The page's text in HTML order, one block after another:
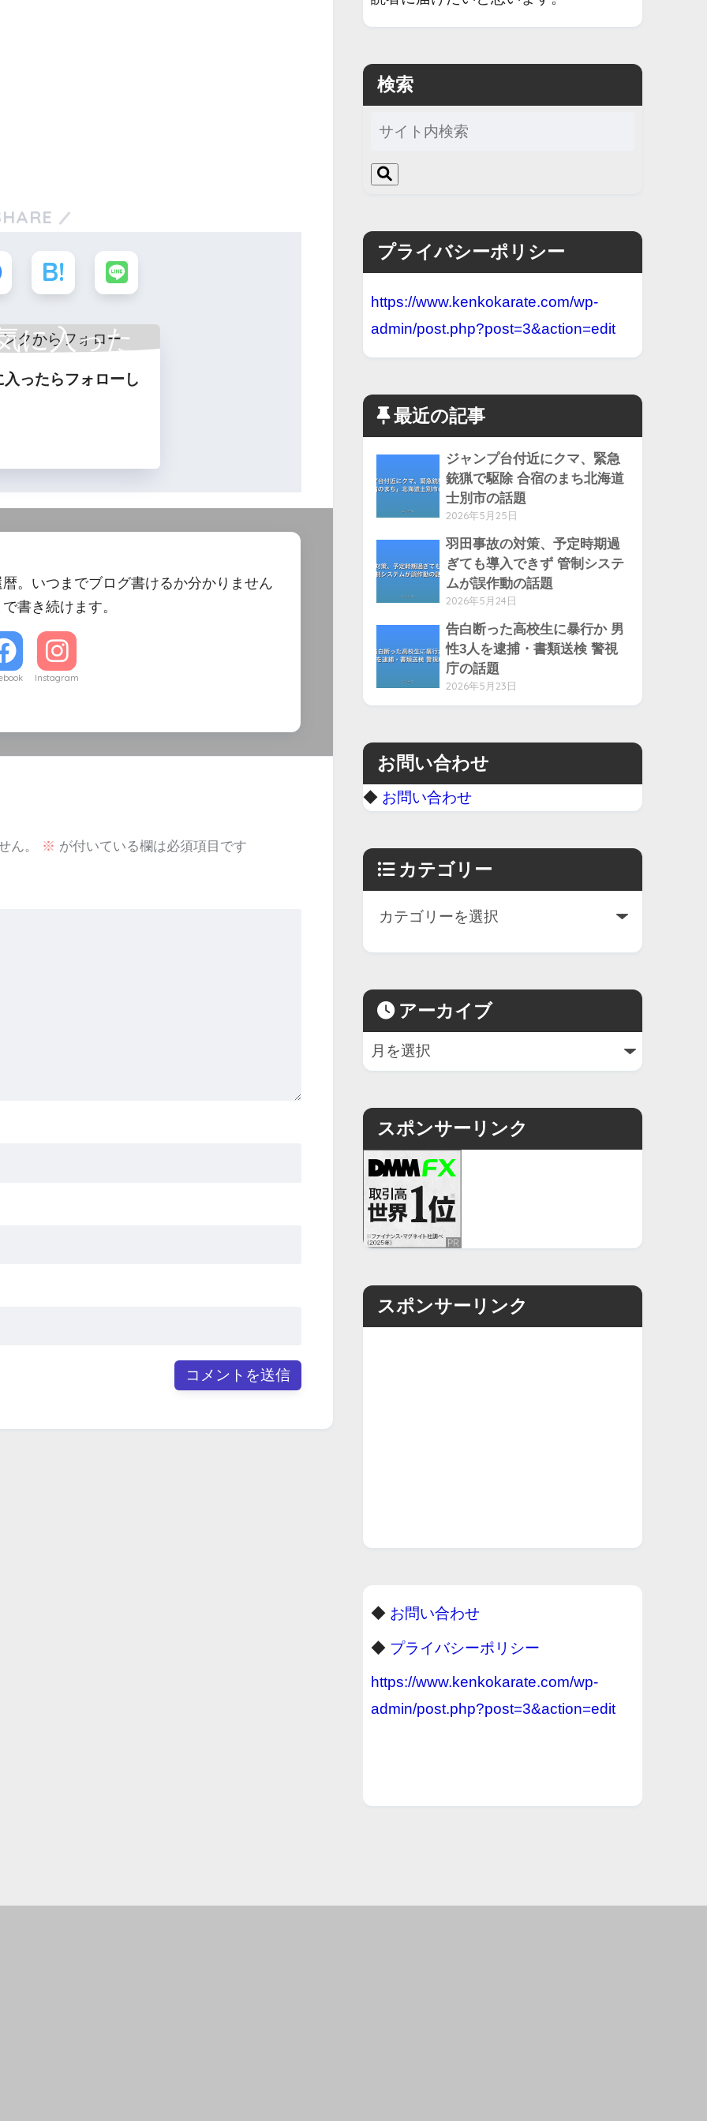
に入った
ォロー
ったらフォローし
。いつまでブログ書けるか分かりません
書き続けます。
Instagram
ん。 ※ が付いている欄は必須項目です
検索
プライバシーポリシー
https://www.kenkokarate.com/wp-
admin/post.php?post=3&action=edit
最近の記事
ジャンプ台付近にクマ、緊急
銃猟で駆除 合宿のまち北海道
士別市の話題
2026年5月25日
羽田事故の対策、予定時期過
ぎても導入できず 管制システ
ムが誤作動の話題
2026年5月24日
告白断った高校生に暴行か 男
性3人を逮捕・書類送検 警視
庁の話題
2026年5月23日
お問い合わせ
◆ お問い合わせ
カテゴリー
アーカイブ
スポンサーリンク
スポンサーリンク
◆ お問い合わせ
◆ プライバシーポリシー
https://www.kenkokarate.com/wp-
admin/post.php?post=3&action=edit